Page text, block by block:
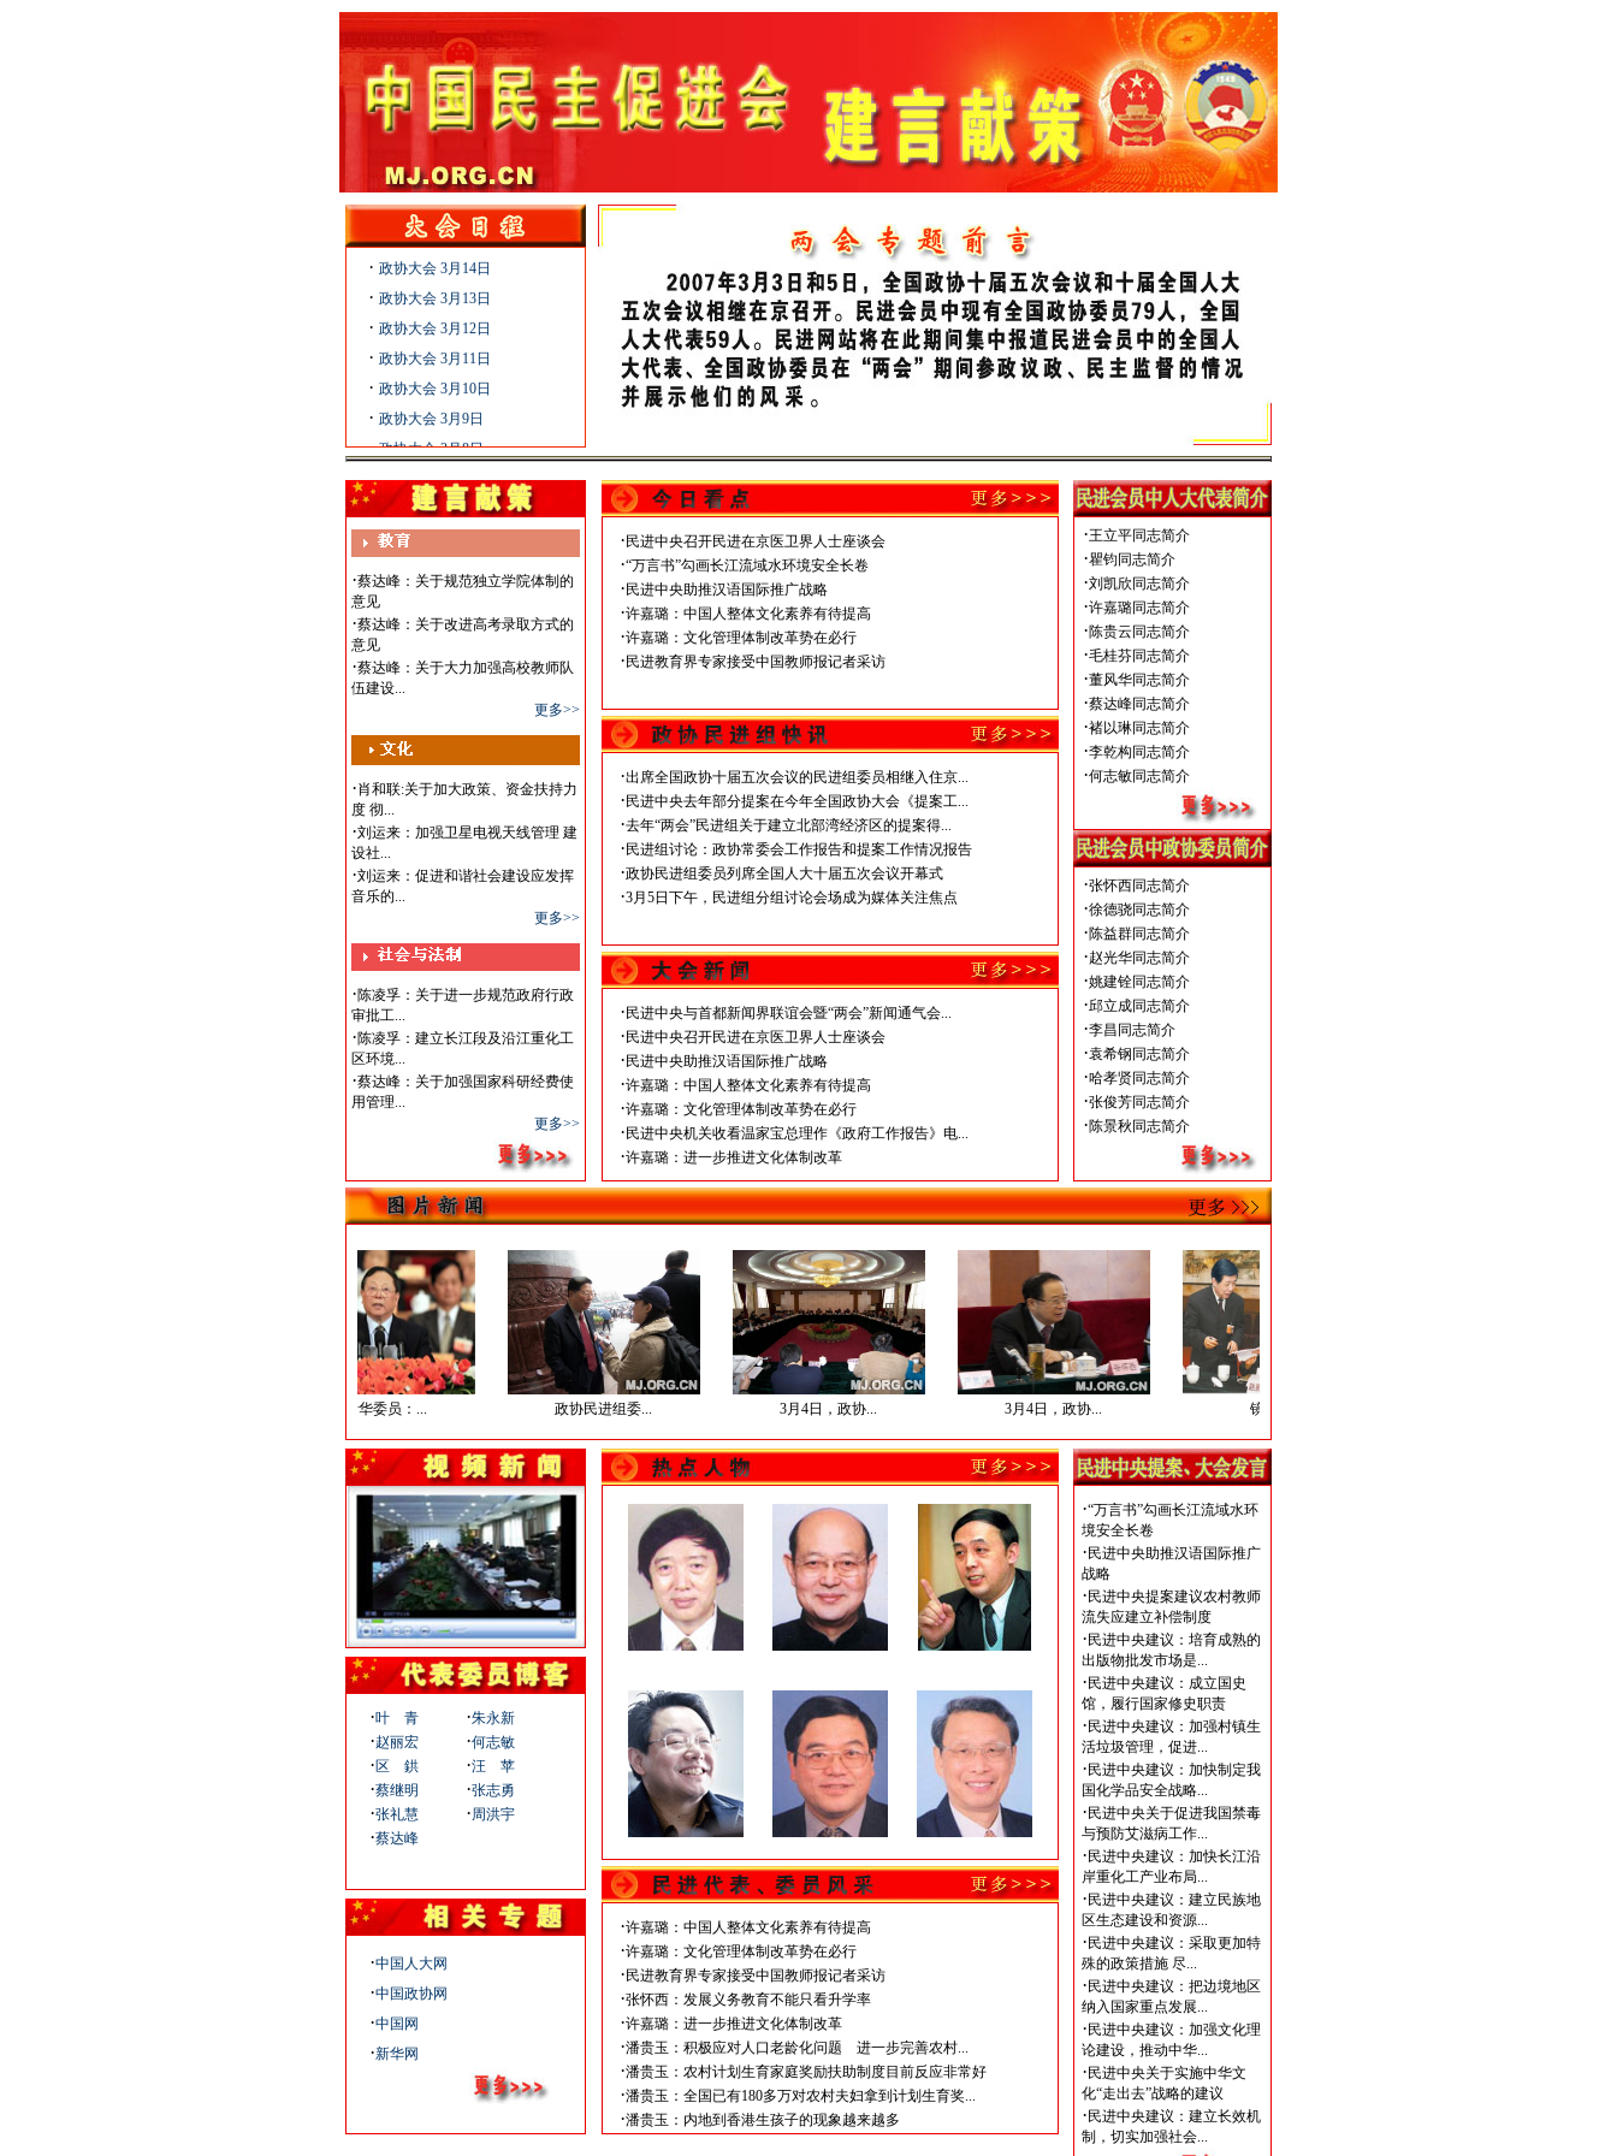
·政协十届五次会议日程表
政协大会 3月15日
·政协大会 3月14日
·政协大会 3月7日
·政协大会 3月6日
·
·政协大会 3月4日
·政协大会 3月3日
·代表大会：3月16日
·代表大会：3月15日
·代表大会：3月14日
·代表大会：3月12日
·代表大会：3月11日
·代表大会：3月10日
·代表大会：3月9日
·代表大会：3月8日
·代表大会：3月7日
·代表大会：3月5日
·蔡达峰：关于规范独立学院体制的
意见
·蔡达峰：关于改进高考录取方式的
意见
·蔡达峰：关于大力加强高校教师队
伍建设...
更多>>
·肖和联:关于加大政策、资金扶持力
度 彻...
·刘运来：加强卫星电视天线管理 建
设社...
·刘运来：促进和谐社会建设应发挥
音乐的...
更多>>
·陈凌孚：关于进一步规范政府行政
审批工...
·陈凌孚：建立长江段及沿江重化工
区环境...
·蔡达峰：关于加强国家科研经费使
用管理...
更多>>
· 民进中央召开民进在京医卫界人士座谈会
·“万言书”勾画长江流域水环境安全长卷
· 民进中央助推汉语国际推广战略
·许嘉璐：中国人整体文化素养有待提高
·许嘉璐：文化管理体制改革势在必行
· 民进教育界专家接受中国教师报记者采访
·出席全国政协十届五次会议的民进组委员相继入住京...
· 民进中央去年部分提案在今年全国政协大会《提案工...
·去年“两会”民进组关于建立北部湾经济区的提案得...
· 民进组讨论：政协常委会工作报告和提案工作情况报告
·政协民进组委员列席全国人大十届五次会议开幕式
·3月5日下午，民进组分组讨论会场成为媒体关注焦点
· 民进中央与首都新闻界联谊会暨“两会”新闻通气会...
· 民进中央召开民进在京医卫界人士座谈会
· 民进中央助推汉语国际推广战略
·许嘉璐：中国人整体文化素养有待提高
·许嘉璐：文化管理体制改革势在必行
· 民进中央机关收看温家宝总理作《政府工作报告》电...
·许嘉璐：进一步推进文化体制改革
·王立平同志简介
·瞿钧同志简介
·刘凯欣同志简介
·许嘉璐同志简介
·陈贵云同志简介
·毛桂芬同志简介
·董风华同志简介
·蔡达峰同志简介
·褚以琳同志简介
·李乾构同志简介
·何志敏同志简介
·张怀西同志简介
·徐德骁同志简介
·陈益群同志简介
·赵光华同志简介
·姚建铨同志简介
·邱立成同志简介
·李昌同志简介
·袁希钢同志简介
·哈孝贤同志简介
·张俊芳同志简介
·陈景秋同志简介
窦瑞华委员：... 政协民进组委... 3月4日，政协... 3月4日，政协... 镜前议政
·叶 青 ·朱永新
·赵丽宏 ·何志敏
· 区 鉷 ·汪 苹
·蔡继明 ·张志勇
·张礼慧 ·周洪宇
·蔡达峰
·中国人大网
·中国政协网
·中国网
·新华网
·许嘉璐：中国人整体文化素养有待提高
·许嘉璐：文化管理体制改革势在必行
· 民进教育界专家接受中国教师报记者采访
·张怀西：发展义务教育不能只看升学率
·许嘉璐：进一步推进文化体制改革
·潘贵玉：积极应对人口老龄化问题 进一步完善农村...
·潘贵玉：农村计划生育家庭奖励扶助制度目前反应非常好
·潘贵玉：全国已有180多万对农村夫妇拿到计划生育奖...
·潘贵玉：内地到香港生孩子的现象越来越多
·“万言书”勾画长江流域水环
境安全长卷
· 民进中央助推汉语国际推广
战略
· 民进中央提案建议农村教师
流失应建立补偿制度
· 民进中央建议：培育成熟的
出版物批发市场是...
· 民进中央建议：成立国史
馆，履行国家修史职责
· 民进中央建议：加强村镇生
活垃圾管理，促进...
· 民进中央建议：加快制定我
国化学品安全战略...
· 民进中央关于促进我国禁毒
与预防艾滋病工作...
· 民进中央建议：加快长江沿
岸重化工产业布局...
· 民进中央建议：建立民族地
区生态建设和资源...
· 民进中央建议：采取更加特
殊的政策措施 尽...
· 民进中央建议：把边境地区
纳入国家重点发展...
· 民进中央建议：加强文化理
论建设，推动中华...
· 民进中央关于实施中华文
化“走出去”战略的建议
· 民进中央建议：建立长效机
制，切实加强社会...